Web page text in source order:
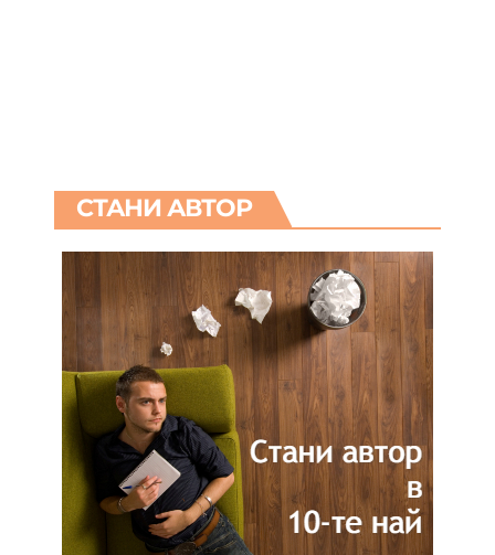
СТАНИ АВТОР